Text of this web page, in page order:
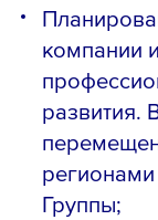
компании
развития.
Группы;